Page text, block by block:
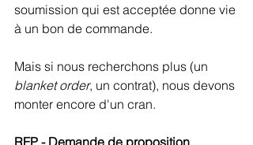
soumission qui est acceptée donne vie
à un bon de commande.
Mais si nous recherchons plus (un
blanket order, un contrat), nous devons
monter encore d'un cran.
RFP - Demande de proposition